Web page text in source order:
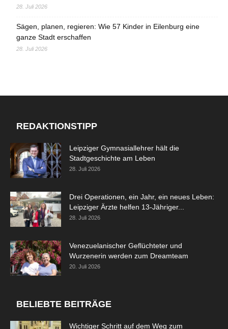
28. Juli 2026
Sägen, planen, regieren: Wie 57 Kinder in Eilenburg eine
ganze Stadt erschaffen
28. Juli 2026
REDAKTIONSTIPP
Leipziger Gymnasiallehrer hält die
Stadtgeschichte am Leben
28. Juli 2026
Drei Operationen, ein Jahr, ein neues Leben:
Leipziger Ärzte helfen 13-Jähriger...
28. Juli 2026
Venezuelanischer Geflüchteter und
Wurzenerin werden zum Dreamteam
20. Juli 2026
BELIEBTE BEITRÄGE
Wichtiger Schritt auf dem Weg zum